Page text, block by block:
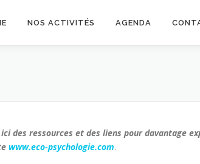
NOS ACTIVITÉS AGENDA
des ressources et des liens pour davantage
www.eco-psychologie.com.